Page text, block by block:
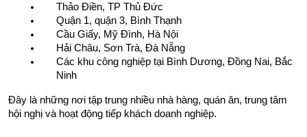
Thảo Điền, TP Thủ Đức
Quận 1, quận 3, Bình Thạnh
Cầu Giấy, Mỹ Đình, Hà Nội
Hải Châu, Sơn Trà, Đà Nẵng
Các khu công nghiệp tại Bình Dương, Đồng Nai, Bắc
Ninh
Đây là những nơi tập trung nhiều nhà hàng, quán ăn, trung tâm
hội nghị và hoạt động tiếp khách doanh nghiệp.